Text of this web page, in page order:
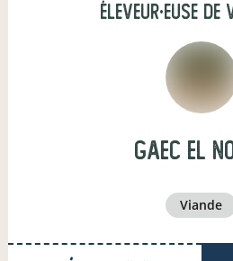
éleveur·euse
GAEC El
viande